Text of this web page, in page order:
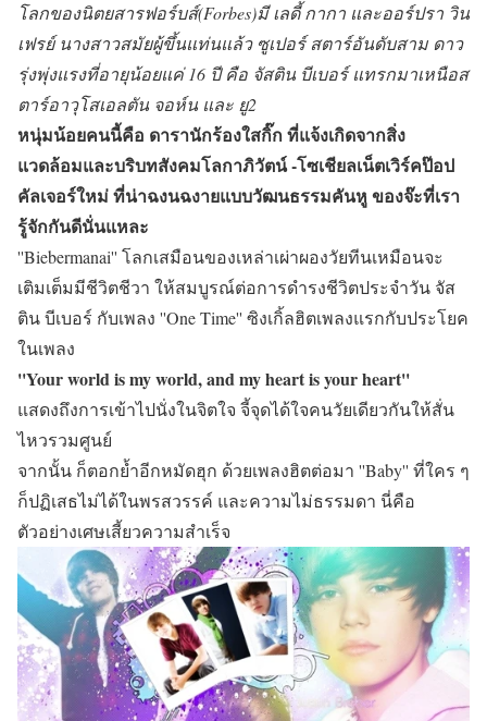
โลกของนิตยสารฟอร์บส์(Forbes)มี เลดี้ กากา และออร์ปรา วิน
เฟรย์ นางสาวสมัยผู้ขึ้นแท่นแล้ว ซูเปอร์ สตาร์อันดับสาม ดาว
รุ่งพุ่งแรงที่อายุน้อยแค่ 16 ปี คือ จัสติน บีเบอร์ แทรกมาเหนือส
ตาร์อาวุโสเอลตัน จอห์น และ ยู2
หนุ่มน้อยคนนี้คือ ดารานักร้องใสกิ๊ก ที่แจ้งเกิดจากสิ่ง
แวดล้อมและบริบทสังคมโลกาภิวัตน์ -โซเชียลเน็ตเวิร์คป๊อป
คัลเจอร์ใหม่ ที่น่าฉงนฉงายแบบวัฒนธรรมคันหู ของจ๊ะที่เรา
รู้จักกันดีนั่นแหละ
''Biebermanai'' โลกเสมือนของเหล่าเผ่าผองวัยทีนเหมือนจะ
เติมเต็มมีชีวิตชีวา ให้สมบูรณ์ต่อการดำรงชีวิตประจำวัน จัส
ติน บีเบอร์ กับเพลง ''One Time'' ซิงเกิ้ลฮิตเพลงแรกกับประโยค
ในเพลง
''Your world is my world, and my heart is your heart''
แสดงถึงการเข้าไปนั่งในจิตใจ จี้จุดได้ใจคนวัยเดียวกันให้สั่น
ไหวรวมศูนย์
จากนั้น ก็ตอกย้ำอีกหมัดฮุก ด้วยเพลงฮิตต่อมา ''Baby'' ที่ใคร ๆ
ก็ปฏิเสธไม่ได้ในพรสวรรค์ และความไม่ธรรมดา นี่คือ
ตัวอย่างเศษเสี้ยวความสำเร็จ